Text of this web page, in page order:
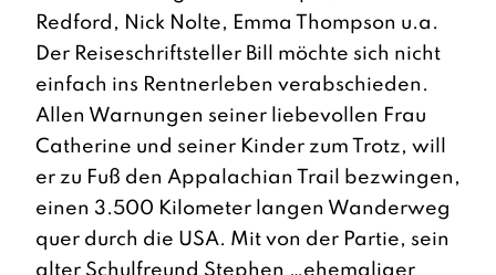
Redford, Nick Nolte, Emma Thompson u.a.
Der Reiseschriftsteller Bill möchte sich nicht
einfach ins Rentnerleben verabschieden.
Allen Warnungen seiner liebevollen Frau
Catherine und seiner Kinder zum Trotz, will
er zu Fuß den Appalachian Trail bezwingen,
einen 3.500 Kilometer langen Wanderweg
quer durch die USA. Mit von der Partie, sein
alter Schulfreund Stephen …ehemaliger